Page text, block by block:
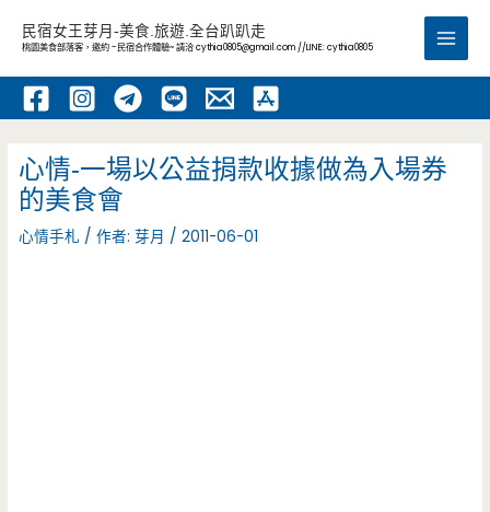
內
民宿女王芽月-美食.旅遊.全台趴趴走
桃園美食部落客，邀約 -民宿合作體驗~ 請洽cythia0805@gmail.com //LINE: cythia0805
Main
心情-一場以公益捐款收據做為入場券
的美食會
心情手札 / 作者:芽月 /2011-06-01